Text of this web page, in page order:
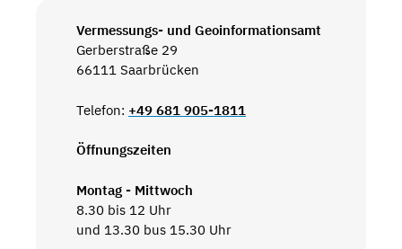
Vermessungs- und Geoinformationsamt
Gerberstraße 29
66111 Saarbrücken
Telefon: +49 681 905-1811
Öffnungszeiten
Montag - Mittwoch
8.30 bis 12 Uhr
und 13.30 bus 15.30 Uhr